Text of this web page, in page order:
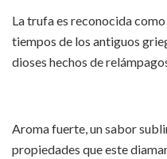
La trufa es reconocida
tiempos de los antiguos
dioses hechos de
Aroma fuerte, un sabor
propiedades que este